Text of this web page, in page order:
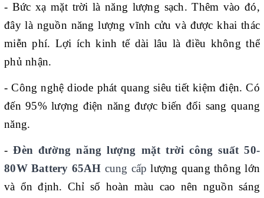
- Bức xạ mặt trời là năng lượng sạch. Thêm vào đó,
đây là nguồn năng lượng vĩnh cửu và được khai thác
miễn phí. Lợi ích kinh tế dài lâu là điều không thể
phủ nhận.
- Công nghệ diode phát quang siêu tiết kiệm điện. Có
đến 95% lượng điện năng được biến đổi sang quang
năng.
-Đèn đường năng lượng mặt trời công suất 50-
80W Battery 65AH cung cấplượng quang thông lớn
và ổn định. Chỉ số hoàn màu cao nên nguồn sáng